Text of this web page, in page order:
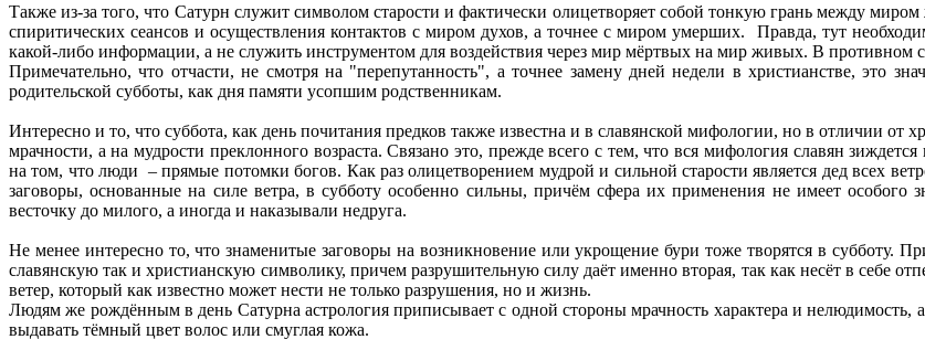
Также из-за того, что Сатурн служит символом старости и фактически олицетворяет собой тонкую грань между
спиритических сеансов и осуществления контактов с миром духов, а точнее с миром умерших. Правда, тут
какой-либо информации, а не служить инструментом для воздействия через мир мёртвых на мир живых. В противном
Примечательно, что отчасти, не смотря на "перепутанность", а точнее замену дней недели в христианстве, это
родительской субботы, как дня памяти усопшим родственникам.
Интересно и то, что суббота, как день почитания предков также известна и в славянской мифологии, но в отличии от
мрачности, а на мудрости преклонного возраста. Связано это, прежде всего с тем, что вся мифология славян
на том, что люди – прямые потомки богов. Как раз олицетворением мудрой и сильной старости является дед всех
заговоры, основанные на силе ветра, в субботу особенно сильны, причём сфера их применения не имеет особого
весточку до милого, а иногда и наказывали недруга.
Не менее интересно то, что знаменитые заговоры на возникновение или укрощение бури тоже творятся в субботу.
славянскую так и христианскую символику, причем разрушительную силу даёт именно вторая, так как несёт в себе
ветер, который как известно может нести не только разрушения, но и жизнь.
Людям же рождённым в день Сатурна астрология приписывает с одной стороны мрачность характера и нелюдимость,
выдавать тёмный цвет волос или смуглая кожа.